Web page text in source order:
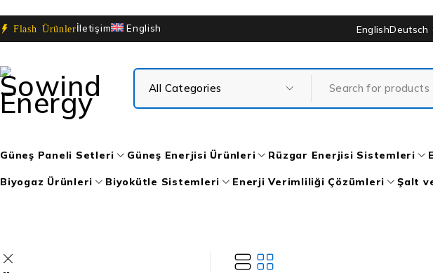
Flash Ürünlerİletişim English EnglishDeutsch
Güneş Paneli Setleri Güneş Enerjisi Ürünleri Rüzgar Enerjisi Sistemleri
Biyogaz Ürünleri Biyokütle Sistemleri Enerji Verimliliği Çözümleri Şalt